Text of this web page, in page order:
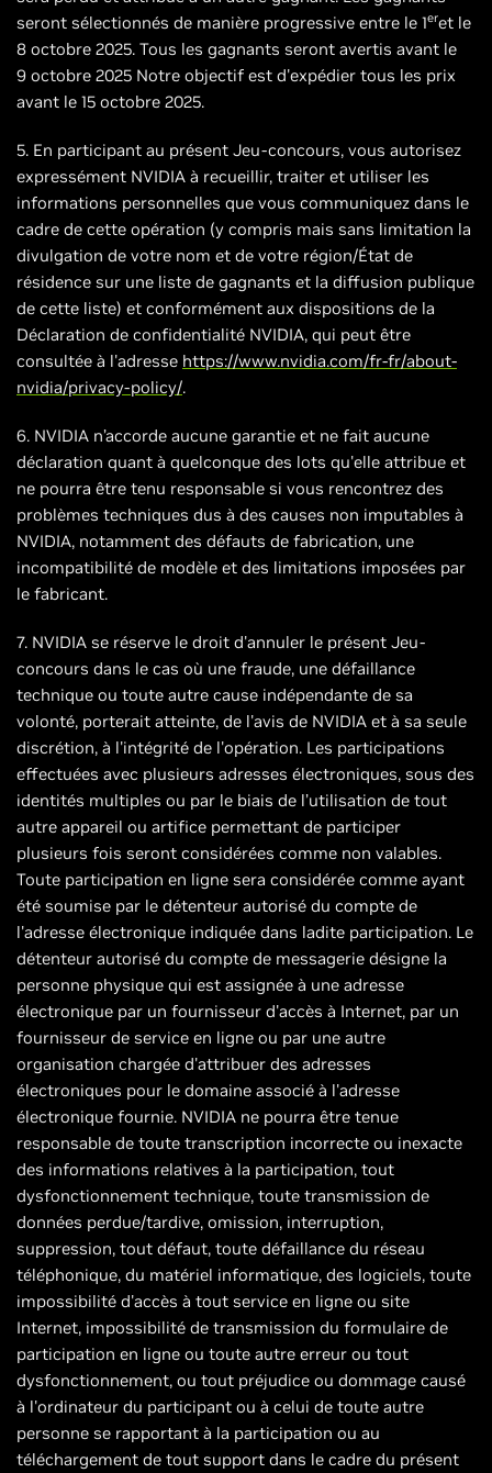
seront sélectionnés de manière progressive entre le 1eret le
8 octobre 2025. Tous les gagnants seront avertis avant le
9 octobre 2025 Notre objectif est d'expédier tous les prix
avant le 15 octobre 2025.
5. En participant au présent Jeu-concours, vous autorisez
expressément NVIDIA à recueillir, traiter et utiliser les
informations personnelles que vous communiquez dans le
cadre de cette opération (y compris mais sans limitation la
divulgation de votre nom et de votre région/État de
résidence sur une liste de gagnants et la diffusion publique
de cette liste) et conformément aux dispositions de la
Déclaration de confidentialité NVIDIA, qui peut être
consultée à l'adresse https://www.nvidia.com/fr-fr/about-
nvidia/privacy-policy/.
6. NVIDIA n’accorde aucune garantie et ne fait aucune
déclaration quant à quelconque des lots qu'elle attribue et
ne pourra être tenu responsable si vous rencontrez des
problèmes techniques dus à des causes non imputables à
NVIDIA, notamment des défauts de fabrication, une
incompatibilité de modèle et des limitations imposées par
le fabricant.
7. NVIDIA se réserve le droit d'annuler le présent Jeu-
concours dans le cas où une fraude, une défaillance
technique ou toute autre cause indépendante de sa
volonté, porterait atteinte, de l'avis de NVIDIA et à sa seule
discrétion, à l'intégrité de l'opération. Les participations
effectuées avec plusieurs adresses électroniques, sous des
identités multiples ou par le biais de l’utilisation de tout
autre appareil ou artifice permettant de participer
plusieurs fois seront considérées comme non valables.
Toute participation en ligne sera considérée comme ayant
été soumise par le détenteur autorisé du compte de
l'adresse électronique indiquée dans ladite participation. Le
détenteur autorisé du compte de messagerie désigne la
personne physique qui est assignée à une adresse
électronique par un fournisseur d'accès à Internet, par un
fournisseur de service en ligne ou par une autre
organisation chargée d'attribuer des adresses
électroniques pour le domaine associé à l'adresse
électronique fournie. NVIDIA ne pourra être tenue
responsable de toute transcription incorrecte ou inexacte
des informations relatives à la participation, tout
dysfonctionnement technique, toute transmission de
données perdue/tardive, omission, interruption,
suppression, tout défaut, toute défaillance du réseau
téléphonique, du matériel informatique, des logiciels, toute
impossibilité d'accès à tout service en ligne ou site
Internet, impossibilité de transmission du formulaire de
participation en ligne ou toute autre erreur ou tout
dysfonctionnement, ou tout préjudice ou dommage causé
à l'ordinateur du participant ou à celui de toute autre
personne se rapportant à la participation ou au
téléchargement de tout support dans le cadre du présent